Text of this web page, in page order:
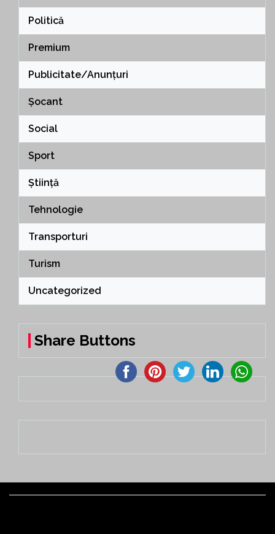
Politică
Premium
Publicitate/Anunțuri
Șocant
Social
Sport
Știință
Tehnologie
Transporturi
Turism
Uncategorized
Share Buttons